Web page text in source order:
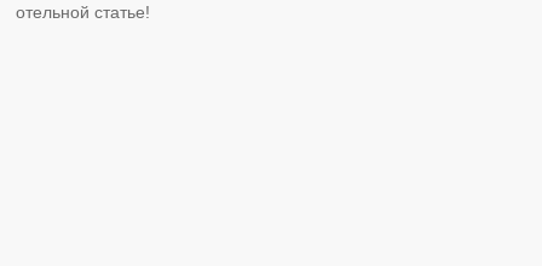
отельной статье!